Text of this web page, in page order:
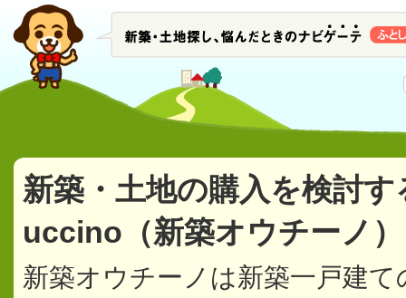
新築・土地の購入を検討
uccino（新築オウチーノ
新築オウチーノは新築一戸建